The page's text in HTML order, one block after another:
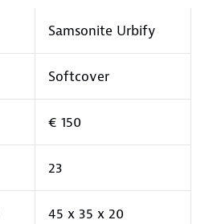
Samsonite Urbify
Softcover
€ 150
23
45 x 35 x 20